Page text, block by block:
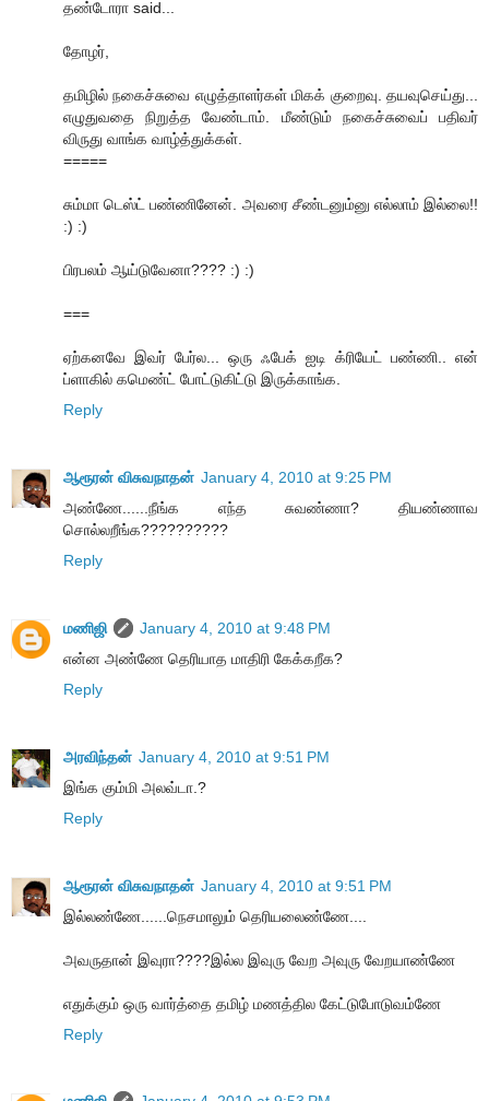
தண்டோரா said...
தோழர்,
தமிழில் நகைச்சுவை எழுத்தாளர்கள் மிகக் குறைவு. தயவுசெய்து...
எழுதுவதை நிறுத்த வேண்டாம். மீண்டும் நகைச்சுவைப் பதிவர்
விருது வாங்க வாழ்த்துக்கள்.
=====
சும்மா டெஸ்ட் பண்ணினேன். அவரை சீண்டனும்னு எல்லாம் இல்லை!!
:) :)
பிரபலம் ஆய்டுவேனா???? :) :)
===
ஏற்கனவே இவர் பேர்ல... ஒரு ஃபேக் ஐடி க்ரியேட் பண்ணி.. என்
ப்ளாகில் கமெண்ட் போட்டுகிட்டு இருக்காங்க.
Reply
ஆரூரன் விசுவநாதன் January 4, 2010 at 9:25 PM
அண்ணே......நீங்க எந்த சுவண்ணா? தியண்ணாவ
சொல்லறீங்க??????????
Reply
மணிஜி
January 4, 2010 at 9:48 PM
என்ன அண்ணே தெரியாத மாதிரி கேக்கறீக?
Reply
அரவிந்தன் January 4, 2010 at 9:51 PM
இங்க கும்மி அலவ்டா.?
Reply
ஆரூரன் விசுவநாதன் January 4, 2010 at 9:51 PM
இல்லண்ணே......நெசமாலும் தெரியலைண்ணே....
அவருதான் இவுரா????இல்ல இவுரு வேற அவுரு வேறயாண்ணே
எதுக்கும் ஒரு வார்த்தை தமிழ் மணத்தில கேட்டுபோடுவம்ணே
Reply